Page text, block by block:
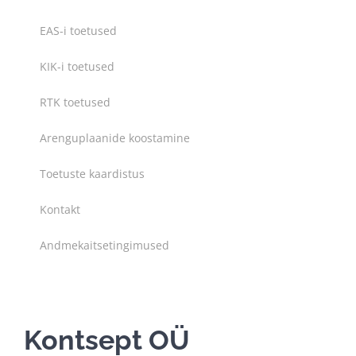
EAS-i toetused
KIK-i toetused
RTK toetused
Arenguplaanide koostamine
Toetuste kaardistus
Kontakt
Andmekaitsetingimused
Kontsept OÜ